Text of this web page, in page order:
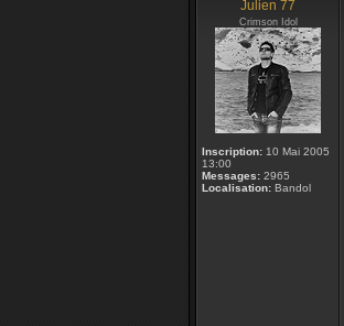
Julien 77
Crimson Idol
Inscription: 10 Mai 2005
13:00
Messages: 2965
Localisation: Bandol